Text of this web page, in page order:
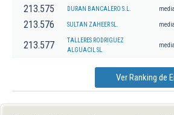
213.575 DURAN BANCALERO S.L.
213.576 SULTAN ZAHEER SL.
213.577
TALLERES RODRIGUEZ
ALGUACIL SL
Ver Ranking de